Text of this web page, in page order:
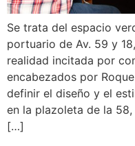
Se trata del espacio
portuario de Av. 59 y
realidad incitada por
encabezados por
definir el diseño y el
en la plazoleta de la
[…]